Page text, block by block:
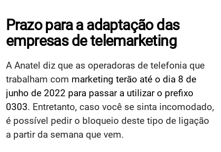
Prazo para a adaptação das
empresas de telemarketing
A Anatel diz que as operadoras de telefonia que
trabalham com marketing terão até o dia 8 de
junho de 2022 para passar a utilizar o prefixo
0303. Entretanto, caso você se sinta incomodado,
é possível pedir o bloqueio deste tipo de ligação
a partir da semana que vem.